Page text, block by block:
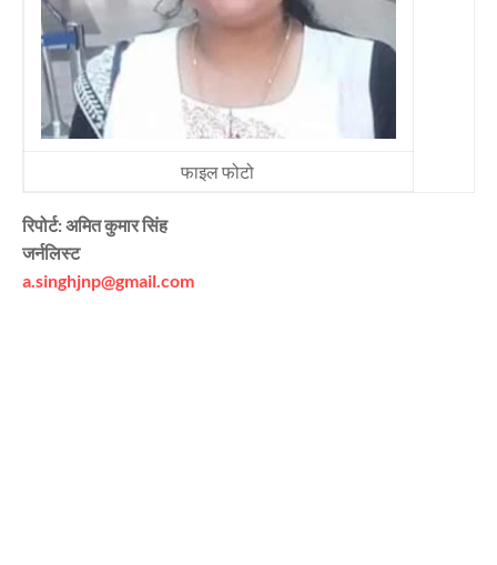
फाइल फोटो
रिपोर्ट: अमित कुमार सिंह
जर्नलिस्ट
a.singhjnp@gmail.com